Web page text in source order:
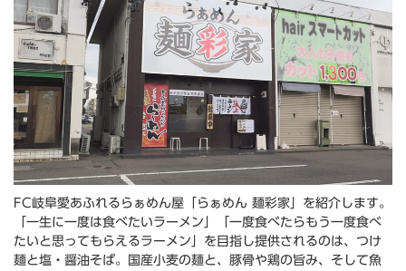
FC岐阜愛あふれるらぁめん屋「らぁめん 麺彩家」を紹介します。
「一生に一度は食べたいラーメン」「一度食べたらもう一度食べ
たいと思ってもらえるラーメン」を目指し提供されるのは、つけ
麺と塩・醤油そば。国産小麦の麺と、豚骨や鶏の旨み、そして魚